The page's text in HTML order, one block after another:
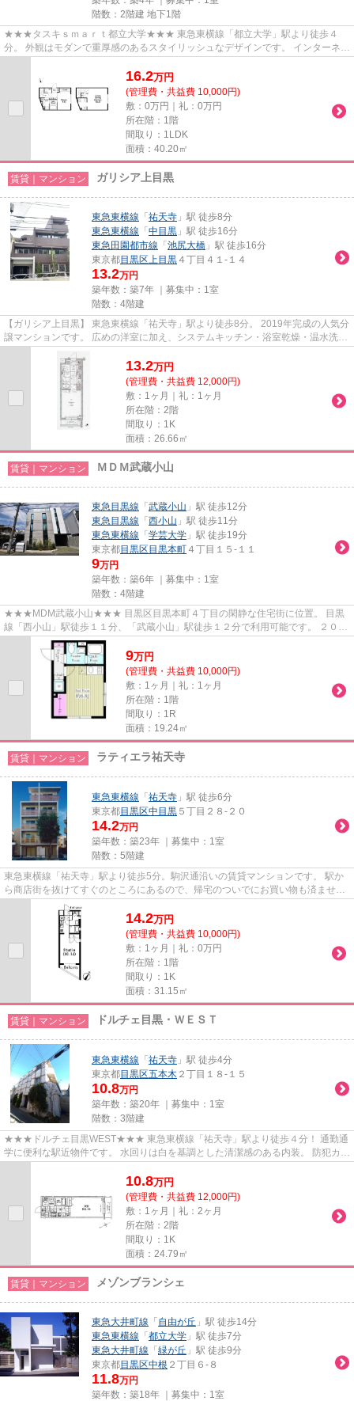
階数：2階建 地下1階
★★★タスキｓｍａｒｔ都立大学★★★ 東急東横線「都立大学」駅より徒歩４
分。 外観はモダンで重厚感のあるスタイリッシュなデザインです。 インターネッ
16.2万円
(管理費・共益費 10,000円)
敷：0万円｜礼：0万円
所在階：1階
間取り：1LDK
面積：40.20㎡
賃貸｜マンション ガリシア上目黒
東急東横線 「 祐天寺 」駅 徒歩8分
東急東横線 「 中目黒 」駅 徒歩16分
東急田園都市線 「 池尻大橋 」駅 徒歩16分
東京都目黒区上目黒 ４丁目４１-１４
13.2万円
築年数：築7年 ｜募集中： 1室
階数：4階建
【ガリシア上目黒】 東急東横線「祐天寺」駅より徒歩8分。 2019年完成の人気分
譲マンションです。 広めの洋室に加え、システムキッチン・浴室乾燥・温水洗浄
便座など充実の設備。 オー...
13.2万円
(管理費・共益費 12,000円)
敷：1ヶ月｜礼：1ヶ月
所在階：2階
間取り：1K
面積：26.66㎡
賃貸｜マンション ＭＤＭ武蔵小山
東急目黒線 「 武蔵小山 」駅 徒歩12分
東急目黒線 「 西小山 」駅 徒歩11分
東急東横線 「 学芸大学 」駅 徒歩19分
東京都目黒区 目黒本町 ４丁目１５-１１
9万円
築年数：築6年 ｜募集中： 1室
階数：4階建
★★★MDM武蔵小山★★★ 目黒区目黒本町４丁目の閑静な住宅街に位置。 目黒
線「西小山」駅徒歩１１分、「武蔵小山」駅徒歩１２分で利用可能です。 ２０２
０年完成の築浅マンション。 住んだ...
9万円
(管理費・共益費 10,000円)
敷：1ヶ月｜礼：1ヶ月
所在階：1階
間取り：1R
面積：19.24㎡
賃貸｜マンション ラティエラ祐天寺
東急東横線 「 祐天寺 」駅 徒歩6分
東京都目黒区中目黒 ５丁目２８-２０
14.2万円
築年数：築23年 ｜募集中： 1室
階数：5階建
東急東横線「祐天寺」駅より徒歩5分。駒沢通沿いの賃貸マンションです。 駅か
ら商店街を抜けてすぐのところにあるので、帰宅のついでにお買い物も済ませて
しまうことが出来ますよ♪
14.2万円
(管理費・共益費 10,000円)
敷：1ヶ月｜礼：0万円
所在階：1階
間取り：1K
面積：31.15㎡
賃貸｜マンション ドルチェ目黒・ＷＥＳＴ
東急東横線 「 祐天寺 」駅 徒歩4分
東京都目黒区五本木 ２丁目１８-１５
10.8万円
築年数：築20年 ｜募集中： 1室
階数：3階建
★★★ドルチェ目黒WEST★★★ 東急東横線「祐天寺」駅より徒歩４分！ 通勤通
学に便利な駅近物件です。 水回りは白を基調とした清潔感のある内装。 防犯カメ
10.8万円
(管理費・共益費 12,000円)
敷：1ヶ月｜礼：2ヶ月
所在階：2階
間取り：1K
面積：24.79㎡
賃貸｜マンション メゾンブランシェ
東急大井町線 「 自由が丘 」駅 徒歩14分
東急東横線 「 都立大学 」駅 徒歩7分
東急大井町線 「 緑が丘 」駅 徒歩9分
東京都目黒区中根 ２丁目６-８
11.8万円
築年数：築18年 ｜募集中： 1室